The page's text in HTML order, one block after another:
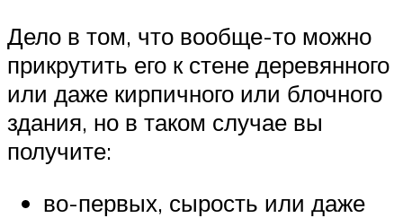
Дело в том, что вообще-то можно
прикрутить его к стене деревянного
или даже кирпичного или блочного
здания, но в таком случае вы
получите:
во-первых, сырость или даже